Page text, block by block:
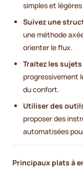
simples et
Suivez une
une méthode
orienter le flux.
Traitez les
progressivement
du confort.
Utiliser des
proposer des
automatisées
Principaux plats à